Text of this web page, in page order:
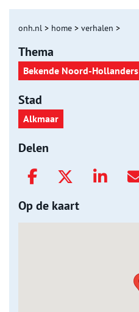
onh.nl > home > verhalen >
Thema
Bekende Noord-Hollanders
Stad
Alkmaar
Delen
Op de kaart